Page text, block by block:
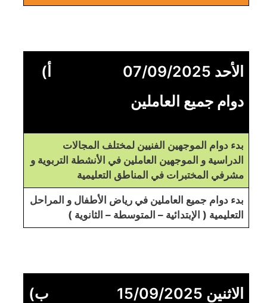
الأحد 07/09/2025 أ)
دوام جميع العاملين
بدء دوام الموجهين الفنيين لمختلف المجالات
الدراسية و الموجهين العاملين في الأنشطة التربوية و
مشرفي المختبرات في المناطق التعليمية
بدء دوام جميع العاملين في رياض الأطفال و المراحل
التعليمية ( الإبتدائية – المتوسطة – الثانوية )
الاثنين 15/09/2025
ب)